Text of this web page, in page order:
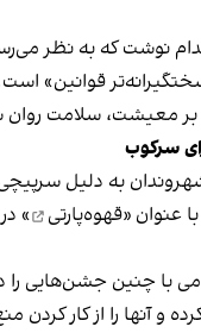
نوشت که به نظر
قوانین»
بر معیشت، سلامت
سرکوب
به دلیل
عنوان «قهوه‌پارتی
»
با چنین جشن‌هایی
آنها را از کار کردن